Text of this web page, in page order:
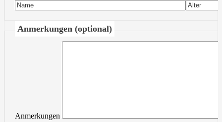
Anmerkungen (optional)
Anmerkungen